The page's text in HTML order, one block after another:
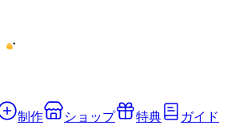
制作 ショップ 特典 ガイド